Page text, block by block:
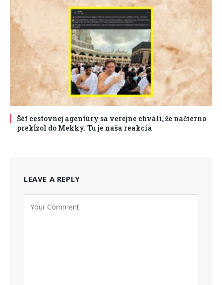
Šéf cestovnej agentúry sa verejne chváli, že načierno
prekĺzol do Mekky. Tu je naša reakcia
LEAVE A REPLY